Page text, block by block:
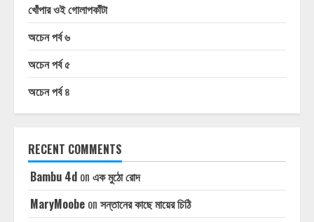
খোঁপার ওই গোলাপকাঁটা
অচেন পর্ব ৬
অচেন পর্ব ৫
অচেন পর্ব ৪
RECENT COMMENTS
Bambu 4d on এক মুঠো রোদ
MaryMoobe on সন্তানের কাছে মায়ের চিঠি